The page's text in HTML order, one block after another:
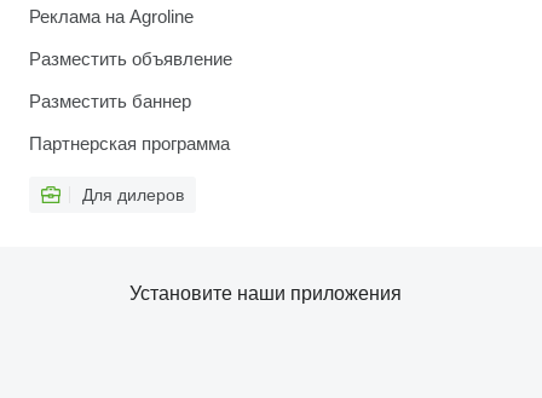
Реклама на Agroline
Разместить объявление
Разместить баннер
Партнерская программа
Для дилеров
Установите наши приложения